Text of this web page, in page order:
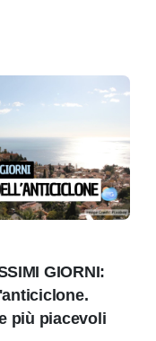
GIORNI:
più piacevoli